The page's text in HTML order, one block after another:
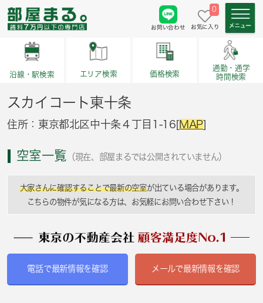
お問い合わせ
0
お気に入り
沿線・駅検索 エリア検索 価格検索
通勤・通学
時間検索
スカイコート東十条
住所：東京都北区中十条４丁目1-16[MAP]
空室一覧 （現在、部屋まるでは公開されていません）
大家さんに確認することで最新の空室が出ている場合があります。
こちらの物件が気になる方は、お気軽にお問い合わせ下さい！
電話で最新情報を確認 メールで最新情報を確認